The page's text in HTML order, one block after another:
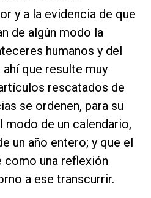
y a la evidencia de que
de algún modo la
humanos y del
que resulte muy
rescatados de
se ordenen, para su
modo de un calendario,
un año entero; y que el
como una reflexión
a ese transcurrir.